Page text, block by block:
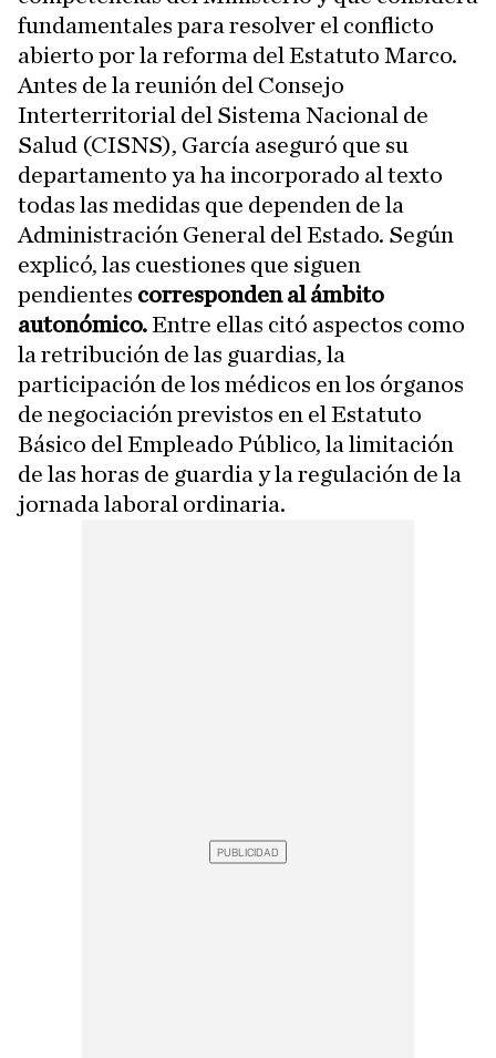
fundamentales para resolver el conflicto
abierto por la reforma del Estatuto Marco.
Antes de la reunión del Consejo
Interterritorial del Sistema Nacional de
Salud (CISNS), García aseguró que su
departamento ya ha incorporado al texto
todas las medidas que dependen de la
Administración General del Estado. Según
explicó, las cuestiones que siguen
pendientes corresponden al ámbito
autonómico.Entre ellas citó aspectos como
la retribución de las guardias, la
participación de los médicos en los órganos
de negociación previstos en el Estatuto
Básico del Empleado Público, la limitación
de las horas de guardia y la regulación de la
jornada laboral ordinaria.